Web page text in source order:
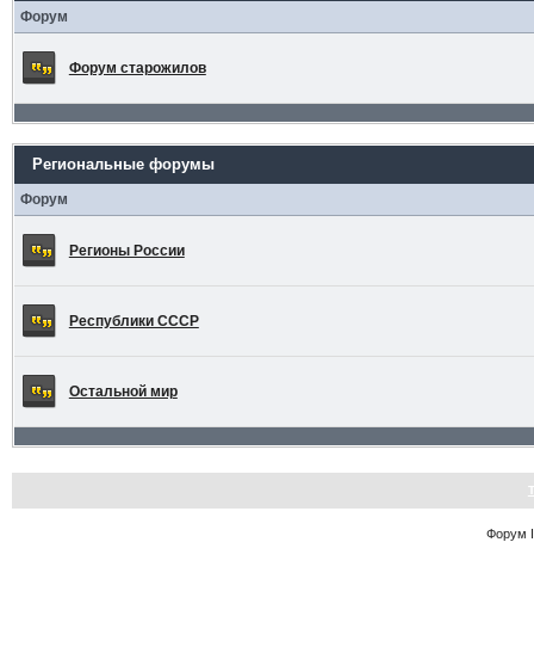
Форум
Форум старожилов
Региональные форумы
Форум
Регионы России
Республики СССР
Остальной мир
Форум